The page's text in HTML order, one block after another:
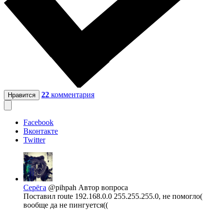
Нравится 22 комментария
Facebook
Вконтакте
Twitter
Серёга @pihpah Автор вопроса
Поставил route 192.168.0.0 255.255.255.0, не помогло(
вообще да не пингуется((